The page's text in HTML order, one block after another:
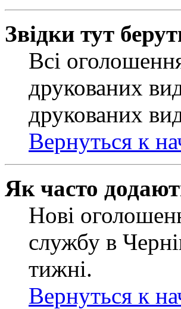
Звідки тут
Всі
друкованих
друкованих
Вернуться к
Як часто
Нові
службу в
тижні.
Вернуться к